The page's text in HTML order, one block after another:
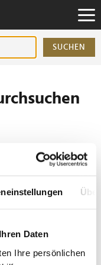
Daten
Ihre persönlichen
SUCHEN
62 Prozent